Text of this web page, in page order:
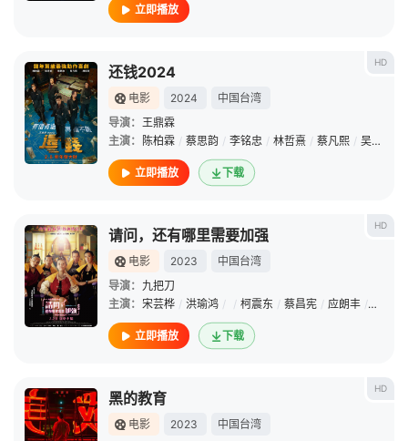
立即播放
HD
还钱2024
电影 2024
中国台湾
导演： 王鼎霖
主演：
陈柏霖 / 蔡思韵 / 李铭忠 / 林哲熹 / 蔡凡熙 / 吴慷仁
立即播放 下载
HD
请问，还有哪里需要加强
电影 2023
中国台湾
导演： 九把刀
主演： 宋芸桦 / 洪瑜鸿 / / 柯震东 / 蔡昌宪 / 应朗丰 / 百白
立即播放 下载
HD
黑的教育
电影 2023
中国台湾